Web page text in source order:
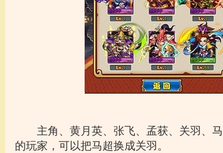
主角、黄月英、张飞、孟获、关羽、马
的玩家，可以把马超换成关羽。